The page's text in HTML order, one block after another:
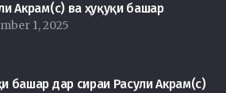
Акрам(с) ва ҳуқуқи башар
1, 2025
башар дар сираи Расули Акрам(с)